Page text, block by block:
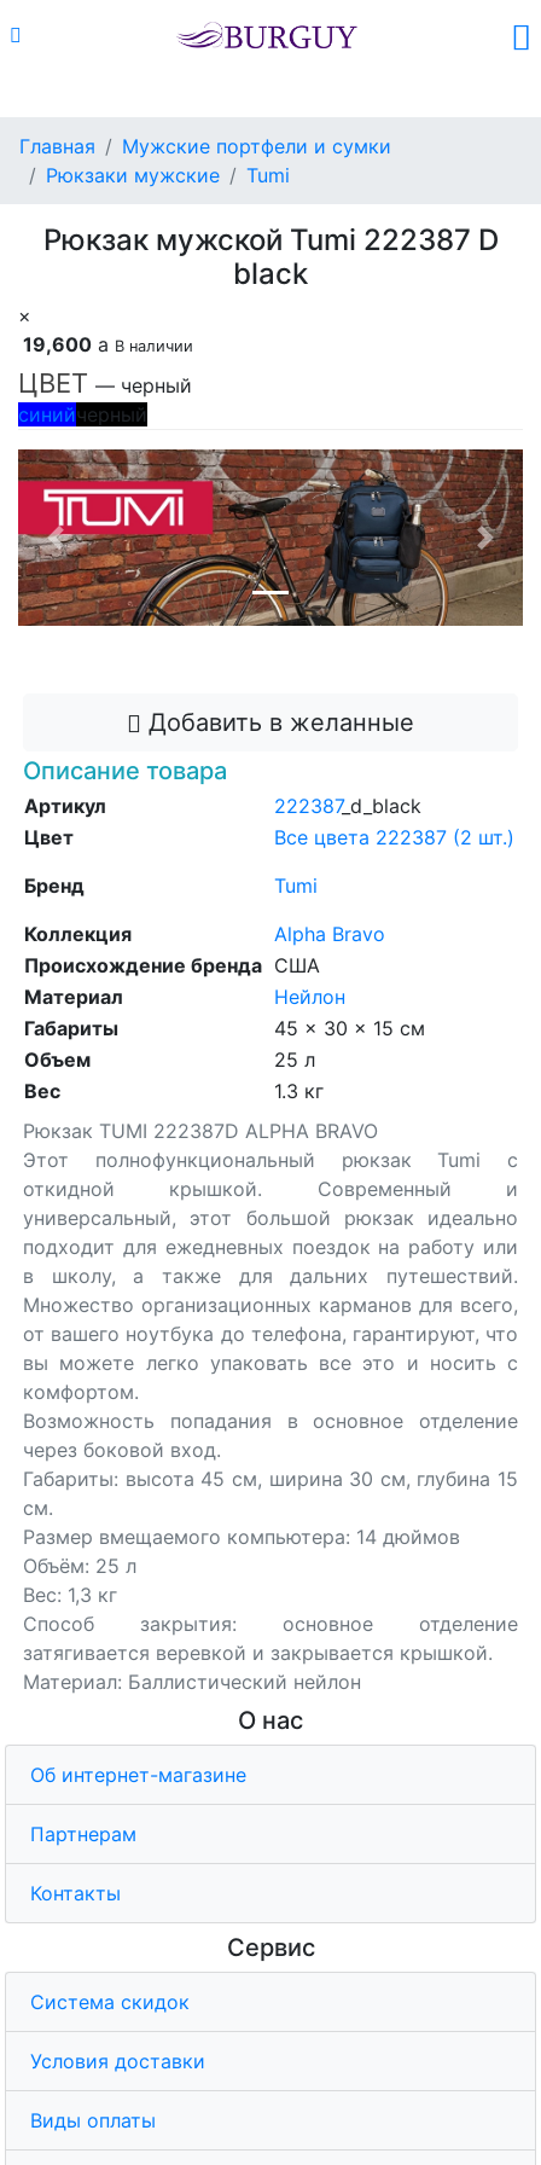
Главная
Мужские портфели и сумки
Рюкзаки мужские
Tumi
Рюкзак мужской Tumi 222387 D
black
×
19,600 a В наличии
ЦВЕТ — черный
синийчерный
Previous Next
Добавить в желанные
Описание товара
Артикул 222387_d_black
Цвет
Все цвета 222387 (2 шт.)
Бренд
Tumi
Коллекция
Alpha Bravo
Происхождение бренда США
Материал
Нейлон
Габариты
45 x 30 x 15 см
Объем
25 л
Вес
1.3 кг
Рюкзак TUMI 222387D ALPHA BRAVO
Этот полнофункциональный рюкзак Tumi с
откидной крышкой. Современный и
универсальный, этот большой рюкзак идеально
подходит для ежедневных поездок на работу или
в школу, а также для дальних путешествий.
Множество организационных карманов для всего,
от вашего ноутбука до телефона, гарантируют, что
вы можете легко упаковать все это и носить с
комфортом.
Возможность попадания в основное отделение
через боковой вход.
Габариты: высота 45 см, ширина 30 см, глубина 15
см.
Размер вмещаемого компьютера: 14 дюймов
Объём: 25 л
Вес: 1,3 кг
Способ закрытия: основное отделение
затягивается веревкой и закрывается крышкой.
Материал: Баллистический нейлон
О нас
Об интернет-магазине
Партнерам
Контакты
Сервис
Система скидок
Условия доставки
Виды оплаты